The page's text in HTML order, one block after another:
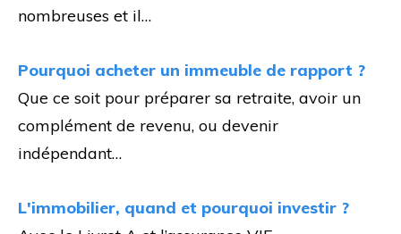
nombreuses et il…
Pourquoi acheter un immeuble de rapport ?
Que ce soit pour préparer sa retraite, avoir un
complément de revenu, ou devenir
indépendant…
L'immobilier, quand et pourquoi investir ?